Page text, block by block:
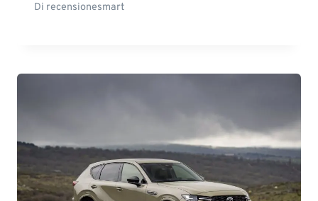
Di recensionesmart